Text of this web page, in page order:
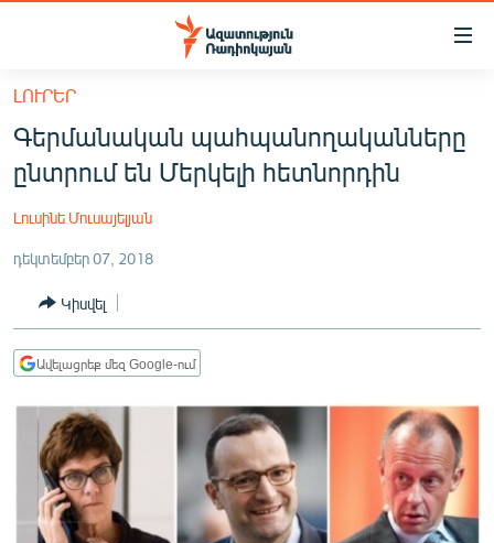
Մատչելիության
հիմնական
բովանդակությանը
Անցնել
հիմնական
մենյուին
ՀԱՅԱՍՏԱՆ
ՔԱՂԱՔԱԿԱՆ
ԸՆՏՐՈՒԹՅՈՒՆՆԵՐ 2026
ԻՐԱՎՈՒՆՔ
ՀԱՍԱՐԱԿՈՒԹՅՈՒՆ
ՏՆՏԵՍՈՒԹՅՈՒՆ
ՊԱՏԵՐԱԶՄԻ 6 ՇԱԲԱԹՆԵՐԸ
ՏԱՐԱԾԱՇՐՋԱՆ
ՄԻՋԱԶԳԱՅԻՆ
ԼՈՒՐԵՐ
Գերմանական պահպանողականները
ընտրում են Մերկելի հետնորդին
Լուսինե Մուսայելյան
դեկտեմբեր 07, 2018
Կիսվել
Ավելացրեք մեզ Google-ում